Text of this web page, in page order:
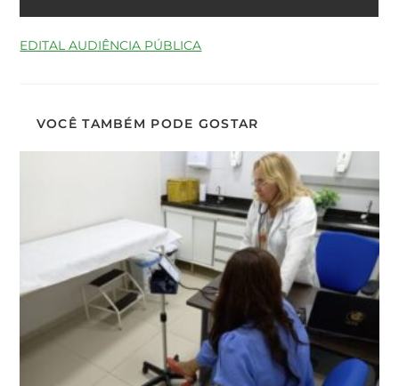
EDITAL AUDIÊNCIA PÚBLICA
VOCÊ TAMBÉM PODE GOSTAR